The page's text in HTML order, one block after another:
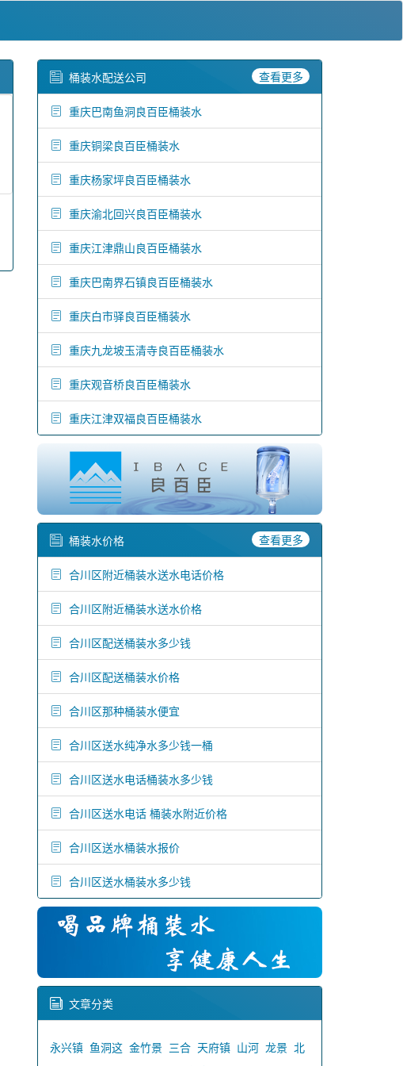
桶装水配送公司 查看更多
重庆巴南鱼洞良百臣桶装水
重庆铜梁良百臣桶装水
重庆杨家坪良百臣桶装水
重庆渝北回兴良百臣桶装水
重庆江津鼎山良百臣桶装水
重庆巴南界石镇良百臣桶装水
重庆白市驿良百臣桶装水
重庆九龙坡玉清寺良百臣桶装水
重庆观音桥良百臣桶装水
重庆江津双福良百臣桶装水
桶装水价格 查看更多
合川区附近桶装水送水电话价格
合川区附近桶装水送水价格
合川区配送桶装水多少钱
合川区配送桶装水价格
合川区那种桶装水便宜
合川区送水纯净水多少钱一桶
合川区送水电话桶装水多少钱
合川区送水电话 桶装水附近价格
合川区送水桶装水报价
合川区送水桶装水多少钱
文章分类
永兴镇 鱼洞这 金竹景 三合 天府镇 山河 龙景 北